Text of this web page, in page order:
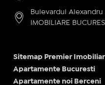
Bulevardul Alexandru
IMOBILIARE
Sitemap Premier
Apartamente Bucuresti
Apartamente noi Berceni